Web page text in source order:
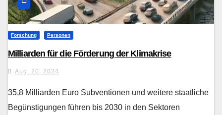
Forschung Personen
Milliarden für die Förderung der Klimakrise
Aug. 20, 2024
35,8 Milliarden Euro Subventionen und weitere staatliche
Begünstigungen führen bis 2030 in den Sektoren